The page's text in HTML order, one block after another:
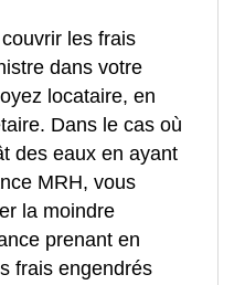
les frais
dans votre
locataire, en
Dans le cas où
des eaux en ayant
MRH, vous
la moindre
prenant en
frais engendrés